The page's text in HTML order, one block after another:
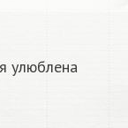
улюблена